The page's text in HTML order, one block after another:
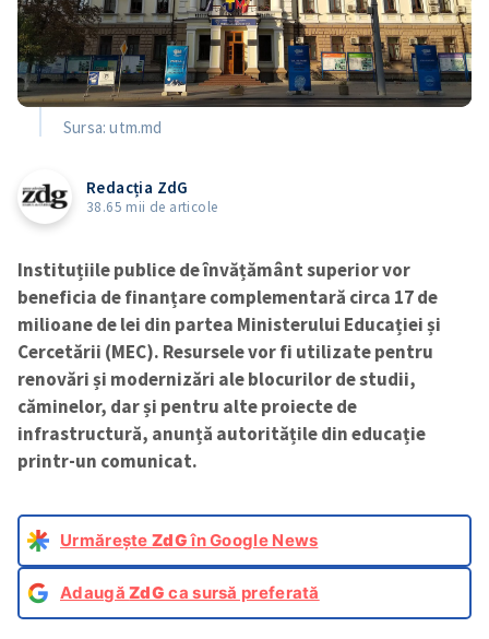
Sursa: utm.md
Redacția ZdG
38.65 mii de articole
Instituțiile publice de învățământ superior vor
beneficia de finanțare complementară circa 17 de
milioane de lei din partea Ministerului Educației și
Cercetării (MEC). Resursele vor fi utilizate pentru
renovări și modernizări ale blocurilor de studii,
căminelor, dar și pentru alte proiecte de
infrastructură, anunță autoritățile din educație
printr-un comunicat.
Urmărește ZdGîn Google News
AdaugăZdG ca sursă preferată